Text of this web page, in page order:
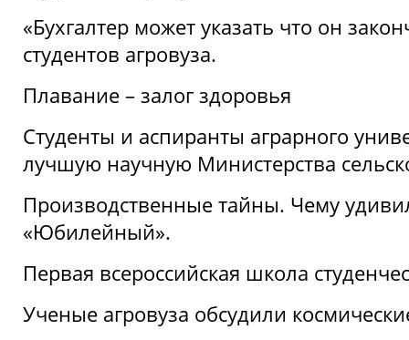
«Бухгалтер может указать что он
студентов агровуза.
Плавание – залог здоровья
Студенты и аспиранты аграрного
лучшую научную Министерства
Производственные тайны. Чему
«Юбилейный».
Первая всероссийская школа
Ученые агровуза обсудили